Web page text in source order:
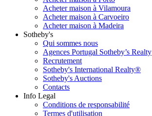
Acheter maison à Vilamoura
Acheter maison à Carvoeiro
Acheter maison à Madeira
Sotheby's
Qui sommes nous
Agences Portugal Sotheby’s Realty
Recrutement
Sotheby's International Realty®
Sotheby's Auctions
Contacts
Info Legal
Conditions de responsabilité
Termes d'utilisation